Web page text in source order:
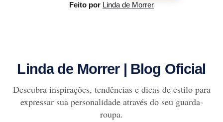
Feito por Linda de Morrer
Linda de Morrer | Blog Oficial
Descubra inspirações, tendências e dicas de estilo para
expressar sua personalidade através do seu guarda-
roupa.